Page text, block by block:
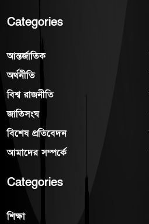
Categories
আন্তর্জাতিক
অর্থনীতি
বিশ্ব রাজনীতি
জাতিসংঘ
বিশেষ প্রতিবেদন
আমাদের সম্পর্কে
Categories
শিক্ষা